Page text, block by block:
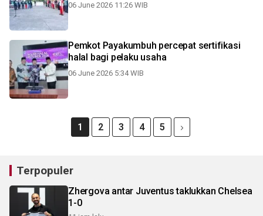
06 June 2026 11:26 WIB
Pemkot Payakumbuh percepat sertifikasi
halal bagi pelaku usaha
06 June 2026 5:34 WIB
1 2 3 4 5
Terpopuler
Zhergova antar Juventus taklukkan Chelsea
1-0